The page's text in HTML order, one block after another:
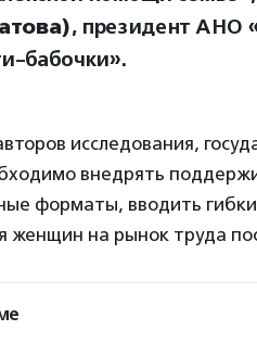
, президент АНО
бабочки».
исследования,
внедрять
форматы, вводить
женщин на рынок труда